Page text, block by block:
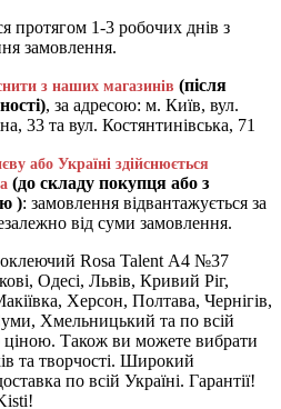
протягом 1-3 робочих днів з
замовлення.
з наших магазинів (після
, за адресою: м. Київ, вул.
33 та вул. Костянтинівська, 71
або Україні здійснюється
(до складу покупця або з
): замовлення відвантажується за
від суми замовлення.
Rosa Talent А4 №37
Одесі, Львів, Кривий Ріг,
Херсон, Полтава, Чернігів,
Хмельницький та по всій
ціною. Також ви можете вибрати
та творчості. Широкий
по всій Україні. Гарантії!